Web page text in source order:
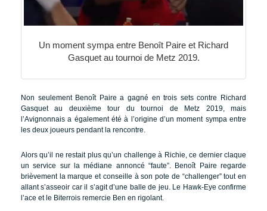
Un moment sympa entre Benoît Paire et Richard
Gasquet au tournoi de Metz 2019.
Non seulement Benoît Paire a gagné en trois sets contre Richard
Gasquet au deuxième tour du tournoi de Metz 2019, mais
l’Avignonnais a également été à l’origine d’un moment sympa entre
les deux joueurs pendant la rencontre.
Alors qu’il ne restait plus qu’un challenge à Richie, ce dernier claque
un service sur la médiane annoncé “faute”. Benoît Paire regarde
brièvement la marque et conseille à son pote de “challenger” tout en
allant s’asseoir car il s’agit d’une balle de jeu. Le Hawk-Eye confirme
l’ace et le Biterrois remercie Ben en rigolant.